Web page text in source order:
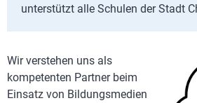
unterstützt alle Schulen der Stadt
Wir verstehen uns als
kompetenten Partner beim
Einsatz von Bildungsmedien